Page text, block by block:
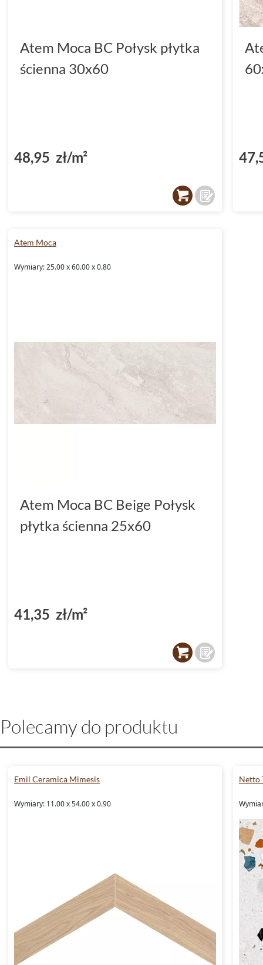
Atem Moca BC Połysk płytka
ścienna 30x60
48,95 zł/m²
Atem Moca
Wymiary: 25.00 x 60.00 x 0.80
Atem Moca BC Beige Połysk
płytka ścienna 25x60
41,35 zł/m²
Polecamy do produktu
Emil Ceramica Mimesis
Wymiary: 11.00 x 54.00 x 0.90
Netto